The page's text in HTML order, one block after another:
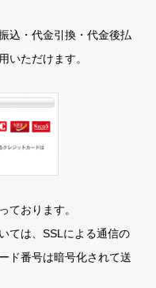
込・代金引換・代金後払
いただけます。
ております。
ては、SSLによる通信の
ド番号は暗号化されて送